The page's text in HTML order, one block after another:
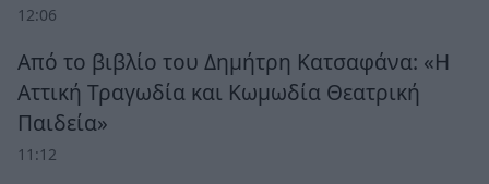
12:06
Από το βιβλίο του Δημήτρη Κατσαφάνα: «Η
Αττική Τραγωδία και Κωμωδία Θεατρική
Παιδεία»
11:12